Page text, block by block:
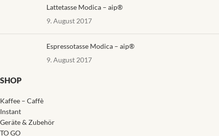
Lattetasse Modica – aip®
9. August 2017
Espressotasse Modica – aip®
9. August 2017
SHOP
Kaffee – Caffè
Instant
Geräte & Zubehör
TO GO